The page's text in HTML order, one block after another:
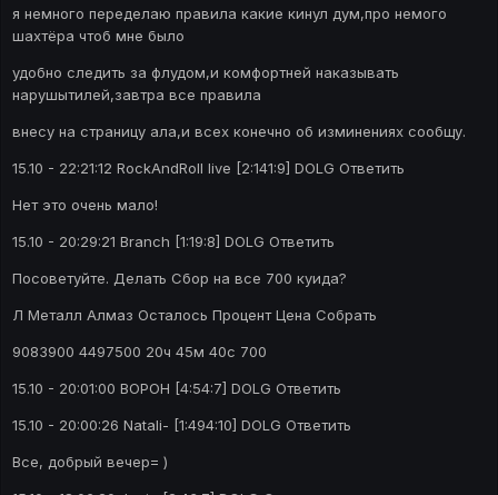
я немного переделаю правила какие кинул дум,про немого
шахтёра чтоб мне было
удобно следить за флудом,и комфортней наказывать
нарушытилей,завтра все правила
внесу на страницу ала,и всех конечно об изминениях сообщу.
15.10 - 22:21:12 RockAndRoll live [2:141:9] DOLG Ответить
Нет это очень мало!
15.10 - 20:29:21 Branch [1:19:8] DOLG Ответить
Посоветуйте. Делать Сбор на все 700 куида?
Л Металл Алмаз Осталось Процент Цена Собрать
9083900 4497500 20ч 45м 40c 700
15.10 - 20:01:00 BOPOH [4:54:7] DOLG Ответить
15.10 - 20:00:26 Natali- [1:494:10] DOLG Ответить
Все, добрый вечер= )